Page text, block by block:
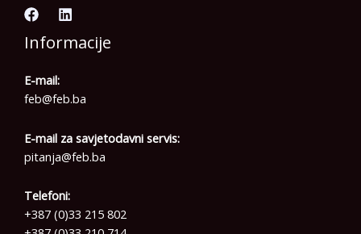
Informacije
E-mail:
feb@feb.ba
E-mail za savjetodavni servis:
pitanja@feb.ba
Telefoni:
+387 (0)33 215 802